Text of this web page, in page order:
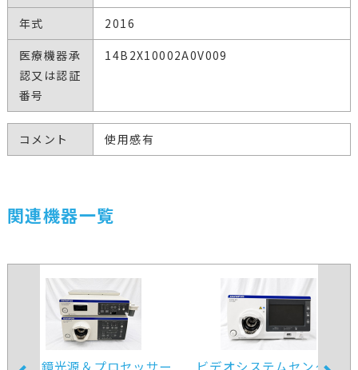
年式
2016
医療機器承
認又は認証
番号
14B2X10002A0V009
コメント 使用感有
関連機器一覧
内視鏡光源＆プロセッサー
ビデオシステムセンター